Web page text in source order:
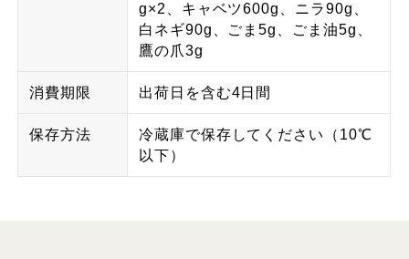
g×2、キャベツ600g、ニラ90g、
白ネギ90g、ごま5g、ごま油5g、
鷹の爪3g
消費期限 出荷日を含む4日間
保存方法
冷蔵庫で保存してください（10℃
以下）